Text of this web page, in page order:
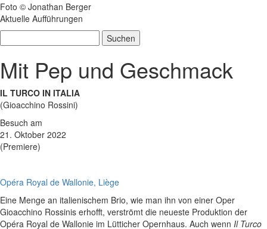
Foto © Jonathan Berger
Aktuelle Aufführungen
nach:
Mit Pep und Geschmack
IL TURCO IN ITALIA
(Gioacchino Rossini)
Besuch am
21. Oktober 2022
(Premiere)
Opéra Royal de Wallonie, Liège
Eine Menge an italienischem Brio, wie man ihn von einer Oper
Gioacchino Rossinis erhofft, verströmt die neueste Produktion der
Opéra Royal de Wallonie im Lütticher Opernhaus. Auch wenn Il Turco